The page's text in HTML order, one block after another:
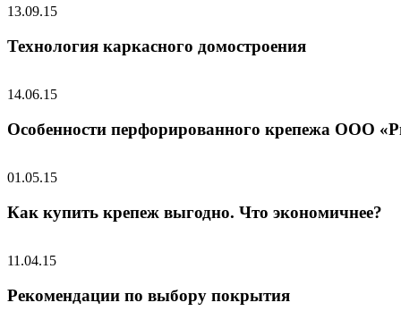
13.09.15
Технология каркасного домостроения
14.06.15
Особенности перфорированного крепежа ООО
01.05.15
Как купить крепеж выгодно. Что экономичнее?
11.04.15
Рекомендации по выбору покрытия